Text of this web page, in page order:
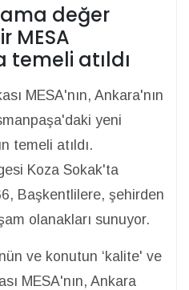
değer
MESA
temeli atıldı
MESA'nın, Ankara'nın
yeni
temeli atıldı.
Koza Sokak'ta
Başkentlilere, şehirden
olanakları sunuyor.
ve konutun ‘kalite' ve
MESA'nın, Ankara